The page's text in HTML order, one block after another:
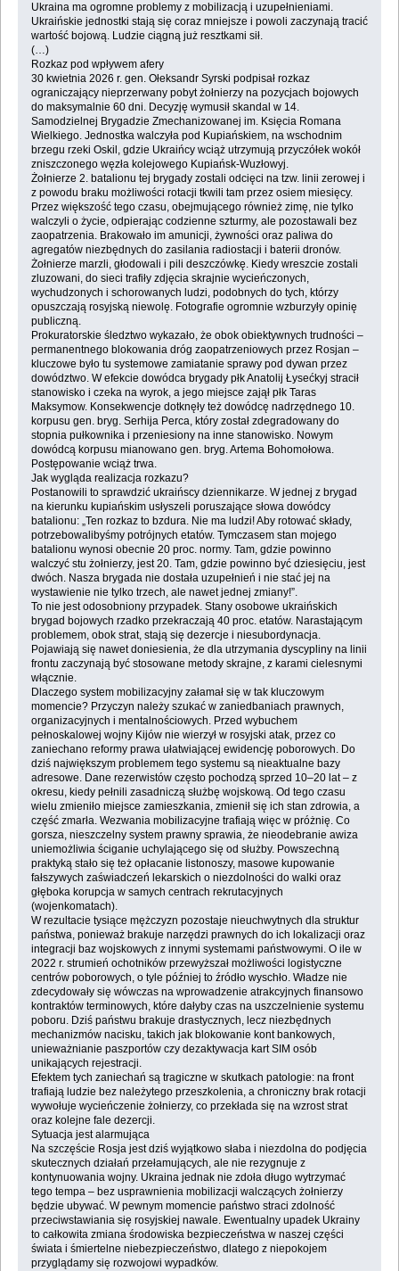
Ukraina ma ogromne problemy z mobilizacją i uzupełnieniami.
Ukraińskie jednostki stają się coraz mniejsze i powoli zaczynają tracić
wartość bojową. Ludzie ciągną już resztkami sił.
(…)
Rozkaz pod wpływem afery
30 kwietnia 2026 r. gen. Ołeksandr Syrski podpisał rozkaz
ograniczający nieprzerwany pobyt żołnierzy na pozycjach bojowych
do maksymalnie 60 dni. Decyzję wymusił skandal w 14.
Samodzielnej Brygadzie Zmechanizowanej im. Księcia Romana
Wielkiego. Jednostka walczyła pod Kupiańskiem, na wschodnim
brzegu rzeki Oskil, gdzie Ukraińcy wciąż utrzymują przyczółek wokół
zniszczonego węzła kolejowego Kupiańsk-Wuzłowyj.
Żołnierze 2. batalionu tej brygady zostali odcięci na tzw. linii zerowej i
z powodu braku możliwości rotacji tkwili tam przez osiem miesięcy.
Przez większość tego czasu, obejmującego również zimę, nie tylko
walczyli o życie, odpierając codzienne szturmy, ale pozostawali bez
zaopatrzenia. Brakowało im amunicji, żywności oraz paliwa do
agregatów niezbędnych do zasilania radiostacji i baterii dronów.
Żołnierze marzli, głodowali i pili deszczówkę. Kiedy wreszcie zostali
zluzowani, do sieci trafiły zdjęcia skrajnie wycieńczonych,
wychudzonych i schorowanych ludzi, podobnych do tych, którzy
opuszczają rosyjską niewolę. Fotografie ogromnie wzburzyły opinię
publiczną.
Prokuratorskie śledztwo wykazało, że obok obiektywnych trudności –
permanentnego blokowania dróg zaopatrzeniowych przez Rosjan –
kluczowe było tu systemowe zamiatanie sprawy pod dywan przez
dowództwo. W efekcie dowódca brygady płk Anatolij Łysećkyj stracił
stanowisko i czeka na wyrok, a jego miejsce zajął płk Taras
Maksymow. Konsekwencje dotknęły też dowódcę nadrzędnego 10.
korpusu gen. bryg. Serhija Perca, który został zdegradowany do
stopnia pułkownika i przeniesiony na inne stanowisko. Nowym
dowódcą korpusu mianowano gen. bryg. Artema Bohomołowa.
Postępowanie wciąż trwa.
Jak wygląda realizacja rozkazu?
Postanowili to sprawdzić ukraińscy dziennikarze. W jednej z brygad
na kierunku kupiańskim usłyszeli poruszające słowa dowódcy
batalionu: „Ten rozkaz to bzdura. Nie ma ludzi! Aby rotować składy,
potrzebowalibyśmy potrójnych etatów. Tymczasem stan mojego
batalionu wynosi obecnie 20 proc. normy. Tam, gdzie powinno
walczyć stu żołnierzy, jest 20. Tam, gdzie powinno być dziesięciu, jest
dwóch. Nasza brygada nie dostała uzupełnień i nie stać jej na
wystawienie nie tylko trzech, ale nawet jednej zmiany!”.
To nie jest odosobniony przypadek. Stany osobowe ukraińskich
brygad bojowych rzadko przekraczają 40 proc. etatów. Narastającym
problemem, obok strat, stają się dezercje i niesubordynacja.
Pojawiają się nawet doniesienia, że dla utrzymania dyscypliny na linii
frontu zaczynają być stosowane metody skrajne, z karami cielesnymi
włącznie.
Dlaczego system mobilizacyjny załamał się w tak kluczowym
momencie? Przyczyn należy szukać w zaniedbaniach prawnych,
organizacyjnych i mentalnościowych. Przed wybuchem
pełnoskalowej wojny Kijów nie wierzył w rosyjski atak, przez co
zaniechano reformy prawa ułatwiającej ewidencję poborowych. Do
dziś największym problemem tego systemu są nieaktualne bazy
adresowe. Dane rezerwistów często pochodzą sprzed 10–20 lat – z
okresu, kiedy pełnili zasadniczą służbę wojskową. Od tego czasu
wielu zmieniło miejsce zamieszkania, zmienił się ich stan zdrowia, a
część zmarła. Wezwania mobilizacyjne trafiają więc w próżnię. Co
gorsza, nieszczelny system prawny sprawia, że nieodebranie awiza
uniemożliwia ściganie uchylającego się od służby. Powszechną
praktyką stało się też opłacanie listonoszy, masowe kupowanie
fałszywych zaświadczeń lekarskich o niezdolności do walki oraz
głęboka korupcja w samych centrach rekrutacyjnych
(wojenkomatach).
W rezultacie tysiące mężczyzn pozostaje nieuchwytnych dla struktur
państwa, ponieważ brakuje narzędzi prawnych do ich lokalizacji oraz
integracji baz wojskowych z innymi systemami państwowymi. O ile w
2022 r. strumień ochotników przewyższał możliwości logistyczne
centrów poborowych, o tyle później to źródło wyschło. Władze nie
zdecydowały się wówczas na wprowadzenie atrakcyjnych finansowo
kontraktów terminowych, które dałyby czas na uszczelnienie systemu
poboru. Dziś państwu brakuje drastycznych, lecz niezbędnych
mechanizmów nacisku, takich jak blokowanie kont bankowych,
unieważnianie paszportów czy dezaktywacja kart SIM osób
unikających rejestracji.
Efektem tych zaniechań są tragiczne w skutkach patologie: na front
trafiają ludzie bez należytego przeszkolenia, a chroniczny brak rotacji
wywołuje wycieńczenie żołnierzy, co przekłada się na wzrost strat
oraz kolejne fale dezercji.
Sytuacja jest alarmująca
Na szczęście Rosja jest dziś wyjątkowo słaba i niezdolna do podjęcia
skutecznych działań przełamujących, ale nie rezygnuje z
kontynuowania wojny. Ukraina jednak nie zdoła długo wytrzymać
tego tempa – bez usprawnienia mobilizacji walczących żołnierzy
będzie ubywać. W pewnym momencie państwo straci zdolność
przeciwstawiania się rosyjskiej nawale. Ewentualny upadek Ukrainy
to całkowita zmiana środowiska bezpieczeństwa w naszej części
świata i śmiertelne niebezpieczeństwo, dlatego z niepokojem
przyglądamy się rozwojowi wypadków.